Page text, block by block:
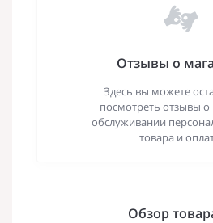
Отзывы о
Здесь вы можете
посмотреть отзывы о
обслуживании
товара и
Обзор